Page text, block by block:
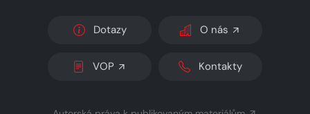
Dotazy O nás
VOP Kontakty